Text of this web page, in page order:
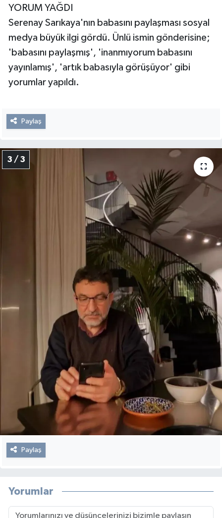
YORUM YAĞDI
Serenay Sarıkaya'nın babasını paylaşması sosyal
medya büyük ilgi gördü. Ünlü ismin gönderisine;
'babasını paylaşmış', 'inanmıyorum babasını
yayınlamış', 'artık babasıyla görüşüyor' gibi
yorumlar yapıldı.
Paylaş
3 / 3
Paylaş
Yorumlar